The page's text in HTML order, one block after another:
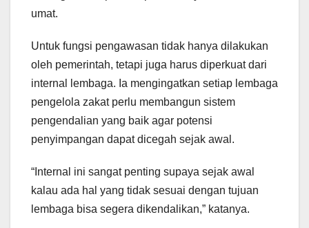
umat.
Untuk fungsi pengawasan tidak hanya dilakukan
oleh pemerintah, tetapi juga harus diperkuat dari
internal lembaga. Ia mengingatkan setiap lembaga
pengelola zakat perlu membangun sistem
pengendalian yang baik agar potensi
penyimpangan dapat dicegah sejak awal.
“Internal ini sangat penting supaya sejak awal
kalau ada hal yang tidak sesuai dengan tujuan
lembaga bisa segera dikendalikan,” katanya.